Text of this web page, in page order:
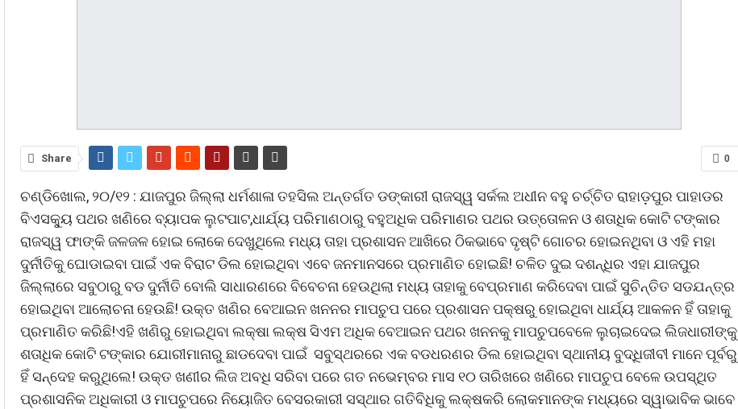
0
Share
ଚଣ୍ଡିଖୋଲ, ୨୦/୧୨ : ଯାଜପୁର ଜିଲ୍ଲା ଧର୍ମଶାଳା ତହସିଲ ଅନ୍ତର୍ଗତ ଡଙ୍କାରୀ ରାଜସ୍ୱ ସର୍କଲ ଅଧୀନ ବହୁ ଚର୍ଚ୍ଚିତ ରାହାଡ଼ପୁର ପାହାଡର
ବିଏସକ୍ୟୁ ପଥର ଖଣିରେ ବ୍ୟାପକ ଲୁଟପାଟ,ଧାର୍ଯ୍ୟ ପରିମାଣଠାରୁ ବହୁଅଧିକ ପରିମାଣର ପଥର ଉତ୍ତୋଳନ ଓ ଶତାଧିକ କୋଟି ଟଙ୍କାର
ରାଜସ୍ୱ ଫାଙ୍କି ଜଳଜଳ ହୋଇ ଲୋକେ ଦେଖୁଥିଲେ ମଧ୍ୟ ତାହା ପ୍ରଶାସନ ଆଖିରେ ଠିକଭାବେ ଦୃଷ୍ଟି ଗୋଚର ହୋଇନଥିବା ଓ ଏହି ମହା
ଦୁର୍ନୀତିକୁ ଘୋଡାଇବା ପାଇଁ ଏକ ବିରାଟ ଡିଲ ହୋଇଥିବା ଏବେ ଜନମାନସରେ ପ୍ରମାଣିତ ହୋଇଛି! ଚଳିତ ଦୁଇ ଦଶନ୍ଧିର ଏହା ଯାଜପୁର
ଜିଲ୍ଲାରେ ସବୁଠାରୁ ବଡ ଦୁର୍ନୀତି ବୋଲି ସାଧାରଣରେ ବିବେଚନା ହେଉଥିଲା ମଧ୍ୟ ତାହାକୁ ବେପ୍ରମାଣ କରିଦେବା ପାଇଁ ସୁଚିନ୍ତିତ ସଡଯନ୍ତ୍ର
ହୋଇଥିବା ଆଲୋଚନା ହେଉଛି! ଉକ୍ତ ଖଣିର ବେଆଇନ ଖନନର ମାପଚୁପ ପରେ ପ୍ରଶାସନ ପକ୍ଷରୁ ହୋଇଥିବା ଧାର୍ଯ୍ୟ ଆକଳନ ହିଁ ତାହାକୁ
ପ୍ରମାଣିତ କରିଛି!ଏହି ଖଣିରୁ ହୋଇଥିବା ଲକ୍ଷା ଲକ୍ଷ ସିଏମ ଅଧିକ ବେଆଇନ ପଥର ଖନନକୁ ମାପଚୁପବେଳେ ଲୁଚାଇଦେଇ ଲିଜଧାରୀଙ୍କୁ
ଶତାଧିକ କୋଟି ଟଙ୍କାର ଯୋରୀମାନାରୁ ଛାଡଦେବା ପାଇଁ ସବୁସ୍ଥରରେ ଏକ ବଡଧରଣର ଡିଲ ହୋଇଥିବା ସ୍ଥାନୀୟ ବୁଦ୍ଧିଜୀବୀ ମାନେ ପୂର୍ବରୁ
ହିଁ ସନ୍ଦେହ କରୁଥିଲେ! ଉକ୍ତ ଖଣୀର ଲିଜ ଅବଧି ସରିବା ପରେ ଗତ ନଭେମ୍ବର ମାସ ୧୦ ତାରିଖରେ ଖଣିରେ ମାପଚୁପ ବେଳେ ଉପସ୍ଥିତ
ପ୍ରଶାସନିକ ଅଧିକାରୀ ଓ ମାପଚୁପରେ ନିୟୋଜିତ ବେସରକାରୀ ସସ୍ଥାର ଗତିବିଧିକୁ ଲକ୍ଷକରି ଲୋକମାନଙ୍କ ମଧ୍ୟରେ ସ୍ୱାଭାବିକ ଭାବେ